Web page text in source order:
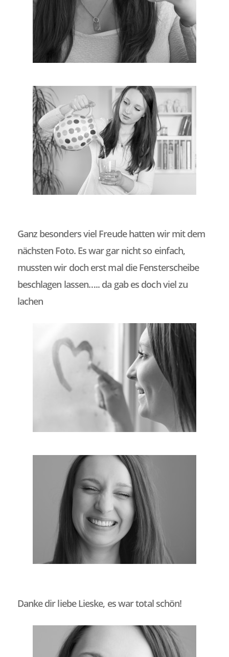
Ganz besonders viel Freude hatten wir mit dem
nächsten Foto. Es war gar nicht so einfach,
mussten wir doch erst mal die Fensterscheibe
beschlagen lassen….. da gab es doch viel zu
lachen
Danke dir liebe Lieske, es war total schön!